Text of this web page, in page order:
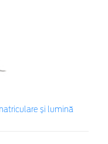
și lumină